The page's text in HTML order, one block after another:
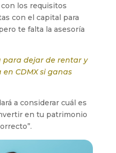
los requisitos
con el capital para
te falta la asesoría
para dejar de rentar y
CDMX si ganas
a considerar cuál es
en tu patrimonio